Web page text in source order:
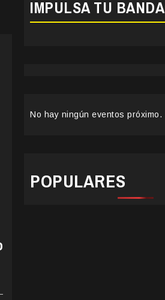
IMPULSA TU BANDA
No hay ningún eventos próximo.
POPULARES